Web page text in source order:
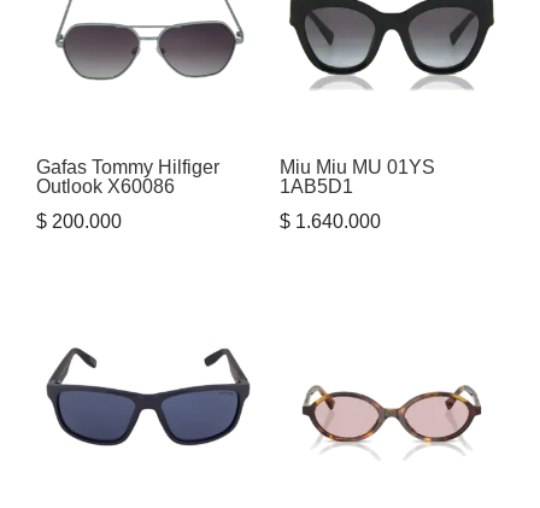
Gafas Tommy Hilfiger
Outlook X60086
$ 200.000
Miu Miu MU 01YS
1AB5D1
$1.640.000